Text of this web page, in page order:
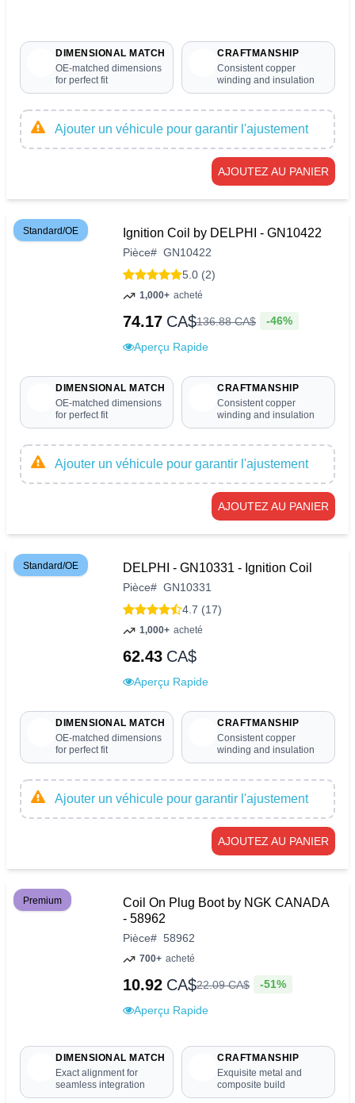
DIMENSIONAL MATCH
OE-matched dimensions
for perfect fit
CRAFTMANSHIP
Consistent copper
winding and insulation
Ajouter un véhicule pour garantir l'ajustement
AJOUTEZ AU PANIER
Standard/OE Ignition Coil by DELPHI - GN10422
Pièce# GN10422
5.0 (2)
1,000+ acheté
74.17 CA$136.88CA$ -46%
Aperçu Rapide
DIMENSIONAL MATCH
OE-matched dimensions
for perfect fit
CRAFTMANSHIP
Consistent copper
winding and insulation
Ajouter un véhicule pour garantir l'ajustement
AJOUTEZ AU PANIER
Standard/OE DELPHI - GN10331 - Ignition Coil
Pièce# GN10331
4.7 (17)
1,000+ acheté
62.43 CA$
Aperçu Rapide
DIMENSIONAL MATCH
OE-matched dimensions
for perfect fit
CRAFTMANSHIP
Consistent copper
winding and insulation
Ajouter un véhicule pour garantir l'ajustement
AJOUTEZ AU PANIER
Premium
Coil On Plug Boot by NGK CANADA
- 58962
Pièce# 58962
700+ acheté
10.92 CA$22.09CA$ -51%
Aperçu Rapide
DIMENSIONAL MATCH
Exact alignment for
seamless integration
CRAFTMANSHIP
Exquisite metal and
composite build